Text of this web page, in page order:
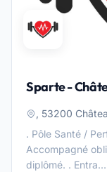
Sparte -
, 53200
. Pôle Santé /
Accompagné
diplômé. . Entra...